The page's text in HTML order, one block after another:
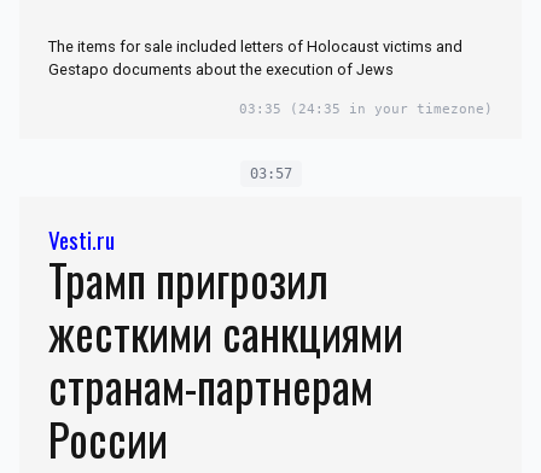
The items for sale included letters of Holocaust victims and
Gestapo documents about the execution of Jews
03:35 (24:35 in your timezone)
03:57
Vesti.ru
Трамп пригрозил
жесткими санкциями
странам-партнерам
России